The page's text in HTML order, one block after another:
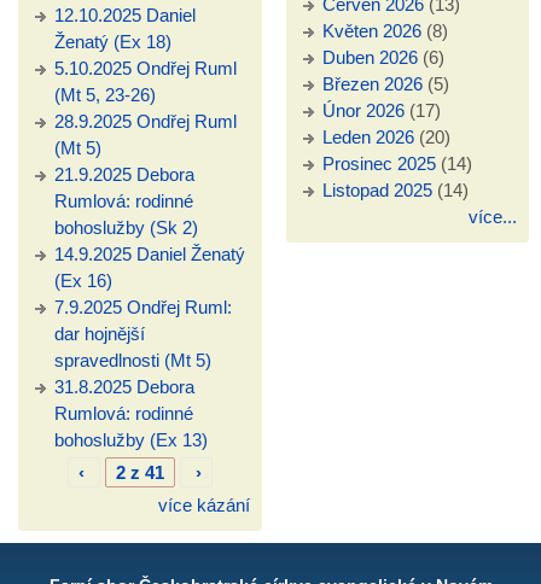
12.10.2025 Daniel
Ženatý (Ex 18)
5.10.2025 Ondřej Ruml
(Mt 5, 23-26)
28.9.2025 Ondřej Ruml
(Mt 5)
21.9.2025 Debora
Rumlová: rodinné
bohoslužby (Sk 2)
14.9.2025 Daniel Ženatý
(Ex 16)
7.9.2025 Ondřej Ruml:
dar hojnější
spravedlnosti (Mt 5)
31.8.2025 Debora
Rumlová: rodinné
bohoslužby (Ex 13)
‹
2 z 41
›
více kázání
Červen 2026(13)
Květen 2026(8)
Duben 2026(6)
Březen 2026(5)
Únor 2026(17)
Leden 2026(20)
Prosinec 2025(14)
Listopad 2025(14)
více...